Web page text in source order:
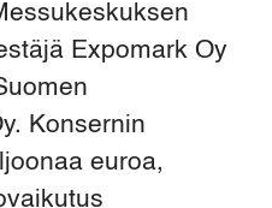
Expomark Oy
Konsernin
euroa,